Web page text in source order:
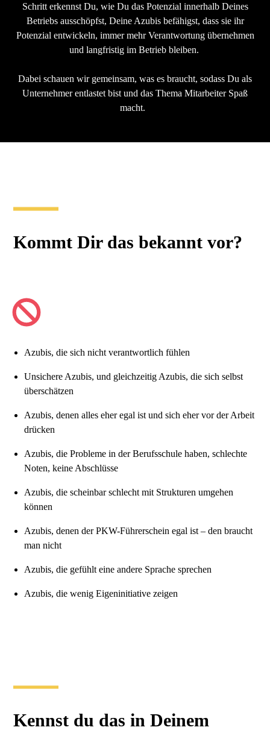
Schritt erkennst Du, wie Du das Potenzial innerhalb Deines
Betriebs ausschöpfst, Deine Azubis befähigst, dass sie ihr
Potenzial entwickeln, immer mehr Verantwortung übernehmen
und langfristig im Betrieb bleiben.
Dabei schauen wir gemeinsam, was es braucht, sodass Du als
Unternehmer entlastet bist und das Thema Mitarbeiter Spaß
macht.
Kommt Dir das bekannt vor?
Azubis, die sich nicht verantwortlich fühlen
Unsichere Azubis, und gleichzeitig Azubis, die sich selbst
überschätzen
Azubis, denen alles eher egal ist und sich eher vor der Arbeit
drücken
Azubis, die Probleme in der Berufsschule haben, schlechte
Noten, keine Abschlüsse
Azubis, die scheinbar schlecht mit Strukturen umgehen
können
Azubis, denen der PKW-Führerschein egal ist – den braucht
man nicht
Azubis, die gefühlt eine andere Sprache sprechen
Azubis, die wenig Eigeninitiative zeigen
Kennst du das in Deinem